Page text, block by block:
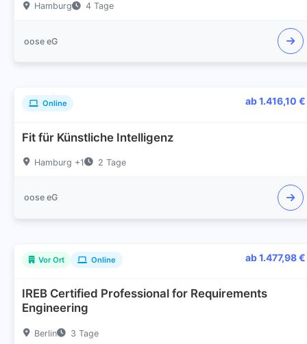
Hamburg 4 Tage
oose eG
Online ab 1.416,10 €
Fit für Künstliche Intelligenz
Hamburg +1 2 Tage
oose eG
Vor Ort Online ab 1.477,98 €
IREB Certified Professional for Requirements
Engineering
Berlin 3 Tage